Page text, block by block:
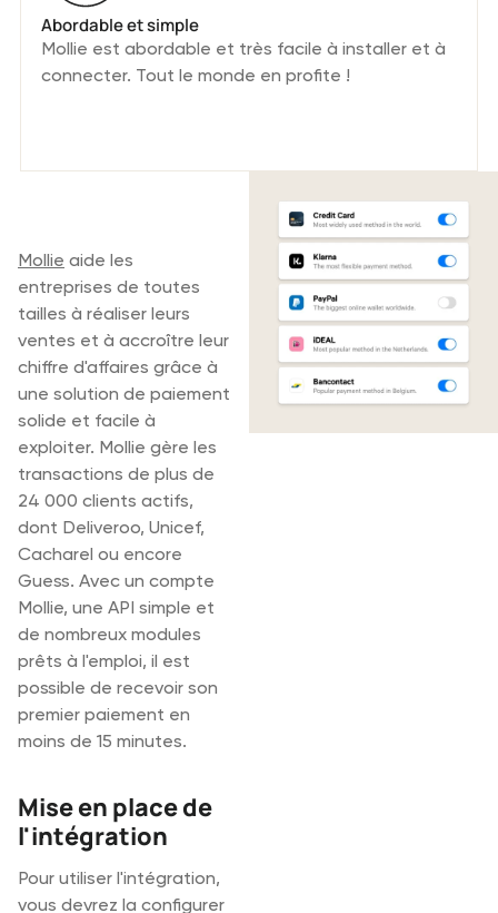
Abordable et simple
Mollie est abordable et très facile à installer et à
connecter. Tout le monde en profite !
Mollie aide les
entreprises de toutes
tailles à réaliser leurs
ventes et à accroître leur
chiffre d'affaires grâce à
une solution de paiement
solide et facile à
exploiter. Mollie gère les
transactions de plus de
24 000 clients actifs,
dont Deliveroo, Unicef,
Cacharel ou encore
Guess. Avec un compte
Mollie, une API simple et
de nombreux modules
prêts à l'emploi, il est
possible de recevoir son
premier paiement en
moins de 15 minutes.
Mise en place de
l'intégration
Pour utiliser l'intégration,
vous devrez la configurer